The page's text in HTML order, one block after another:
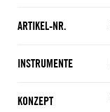
ARTIKEL-NR.
INSTRUMENTE
KONZEPT